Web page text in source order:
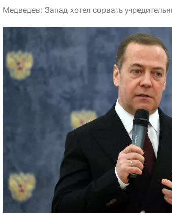
Медведев: Запад хотел сорвать